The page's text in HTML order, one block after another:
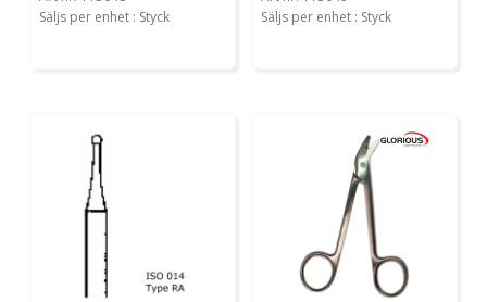
Säljs per enhet : Styck
Säljs per enhet : Styck